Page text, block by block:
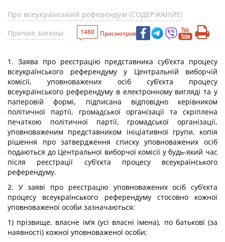
Про всеукраїнський референдум (СОДЕРЖАНИЕ)
Прочие законы
1480 Просмотров
1. Заява про реєстрацію представника суб’єкта процесу
всеукраїнського референдуму у Центральній виборчій
комісії, уповноважених осіб суб’єкта процесу
всеукраїнського референдуму в електронному вигляді та у
паперовій формі, підписана відповідно керівником
політичної партії, громадської організації та скріплена
печаткою політичної партії, громадської організації,
уповноваженим представником ініціативної групи, копія
рішення про затвердження списку уповноважених осіб
подаються до Центральної виборчої комісії у будь-який час
після реєстрації суб’єкта процесу всеукраїнського
референдуму.
2. У заяві про реєстрацію уповноважених осіб суб’єкта
процесу всеукраїнського референдуму стосовно кожної
уповноваженої особи зазначаються:
1) прізвище, власне ім’я (усі власні імена), по батькові (за
наявності) кожної уповноваженої особи;